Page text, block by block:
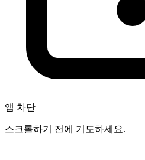
앱 차단
스크롤하기 전에 기도하세요.